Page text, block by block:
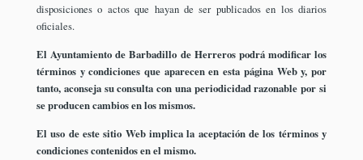
disposiciones o actos que hayan de ser publicados en los diarios
oficiales.
El Ayuntamiento de Barbadillo de Herreros podrá modificar los
términos y condiciones que aparecen en esta página Web y, por
tanto, aconseja su consulta con una periodicidad razonable por si
se producen cambios en los mismos.
El uso de este sitio Web implica la aceptación de los términos y
condiciones contenidos en el mismo.